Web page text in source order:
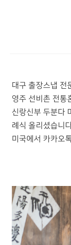
대구 출장스냅 전
영주 선비촌 전통
신랑신부 두분다
례식 올리셨습니
미국에서 카카오